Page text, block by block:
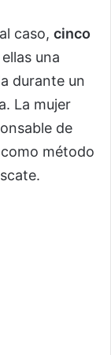
caso, cinco
una
durante un
La mujer
de
método